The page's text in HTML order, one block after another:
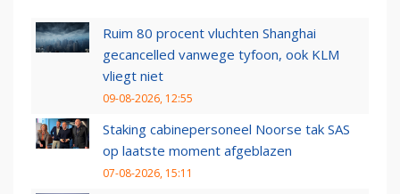
Ruim 80 procent vluchten Shanghai
gecancelled vanwege tyfoon, ook KLM
vliegt niet
09-08-2026, 12:55
Staking cabinepersoneel Noorse tak SAS
op laatste moment afgeblazen
07-08-2026, 15:11